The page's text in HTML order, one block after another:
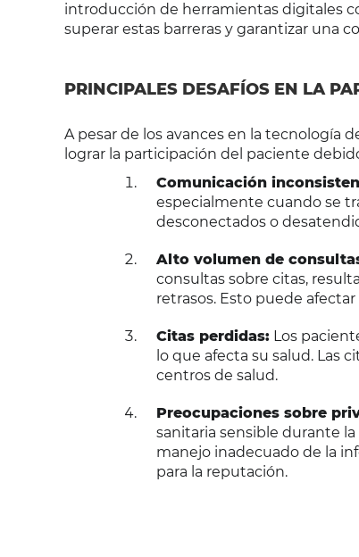
introducción de herramientas digitales
superar estas barreras y garantizar una
PRINCIPALES DESAFÍOS EN LA
A pesar de los avances en la tecnología
lograr la participación del paciente
Comunicación
especialmente cuando se
desconectados o
Alto volumen de
consultas sobre citas,
retrasos. Esto puede
Citas perdidas: Los
lo que afecta su salud. Las
centros de salud.
Preocupaciones sobre
sanitaria sensible durante
manejo inadecuado de la
para la reputación.